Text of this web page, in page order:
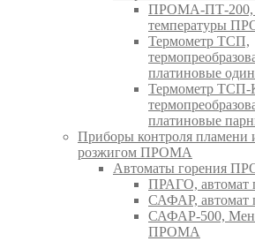
ПРОМА-ПТ-200,
температуры
Термометр ТСП,
платиновые
Термометр ТСП-
платиновые
Приборы контроля пламени
розжигом ПРОМА
Автоматы горения
ПРАГО,
САФАР,
САФАР-500,
ПРОМА